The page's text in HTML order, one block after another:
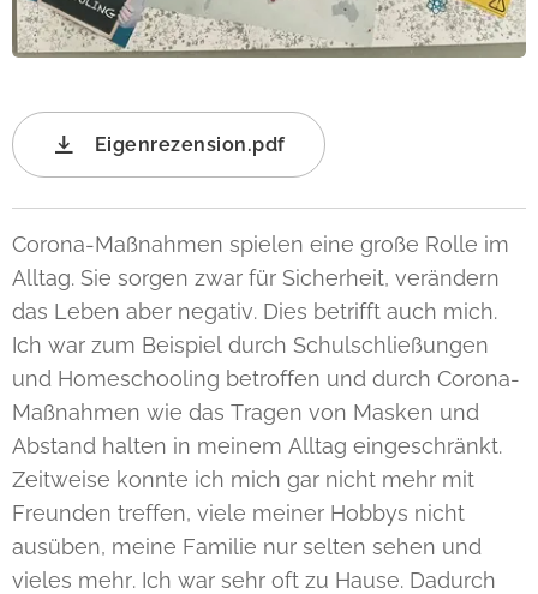
Eigenrezension.pdf
Corona-Maßnahmen spielen eine große Rolle im
Alltag. Sie sorgen zwar für Sicherheit, verändern
das Leben aber negativ. Dies betrifft auch mich.
Ich war zum Beispiel durch Schulschließungen
und Homeschooling betroffen und durch Corona-
Maßnahmen wie das Tragen von Masken und
Abstand halten in meinem Alltag eingeschränkt.
Zeitweise konnte ich mich gar nicht mehr mit
Freunden treffen, viele meiner Hobbys nicht
ausüben, meine Familie nur selten sehen und
vieles mehr. Ich war sehr oft zu Hause. Dadurch